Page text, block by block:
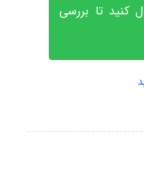
ارسال کنید تا بررسی